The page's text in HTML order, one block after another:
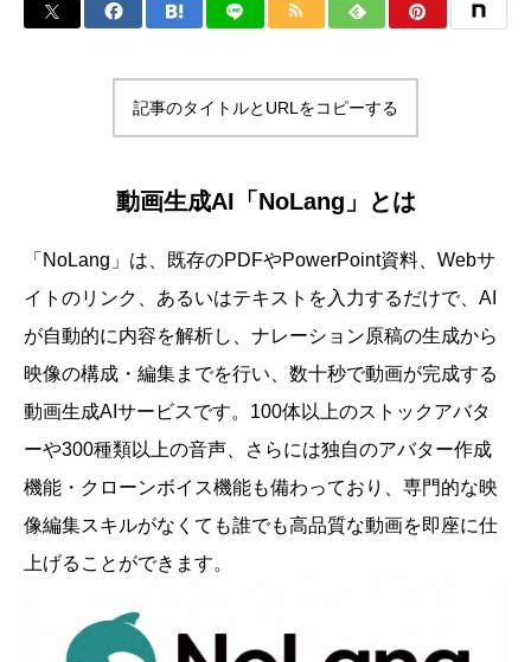
記事のタイトルとURLをコピーする
動画生成AI「NoLang」とは
「NoLang」は、既存のPDFやPowerPoint資料、Webサ
イトのリンク、あるいはテキストを入力するだけで、AI
が自動的に内容を解析し、ナレーション原稿の生成から
映像の構成・編集までを行い、数十秒で動画が完成する
動画生成AIサービスです。100体以上のストックアバタ
ーや300種類以上の音声、さらには独自のアバター作成
機能・クローンボイス機能も備わっており、専門的な映
像編集スキルがなくても誰でも高品質な動画を即座に仕
上げることができます。